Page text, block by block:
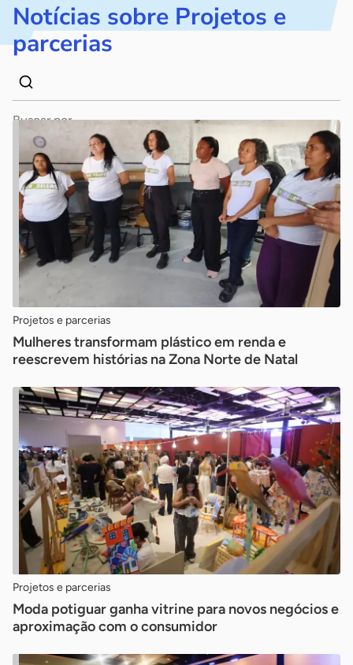
Notícias sobre Projetos e
parcerias
para
busca
chave
Pesquisar
Projetos e parcerias
Mulheres transformam plástico em renda e
reescrevem histórias na Zona Norte de Natal
Projetos e parcerias
Moda potiguar ganha vitrine para novos negócios e
aproximação com o consumidor